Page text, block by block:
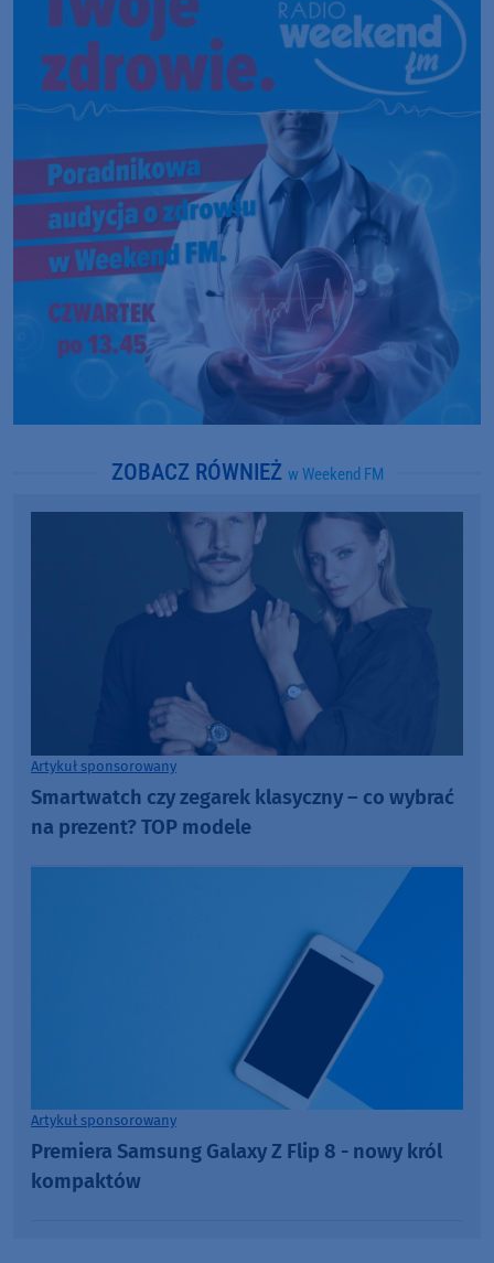
ZOBACZ RÓWNIEŻ w Weekend FM
Artykuł sponsorowany
Smartwatch czy zegarek klasyczny – co wybrać
na prezent? TOP modele
Artykuł sponsorowany
Premiera Samsung Galaxy Z Flip 8 - nowy król
kompaktów